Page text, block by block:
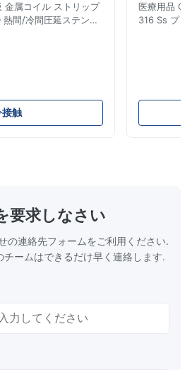
属コイル ストリップ
間/冷間圧延ステンレ
6000mm 規格
GB, DIN, JISなど 材質
309, 309S, 314, 316,
接触
医療用品 Cr
316 Ss プレ
プ304とタ
300シリー
要求しなさい
の連絡先フォームをご利用ください.
チームはできるだけ早く連絡します.